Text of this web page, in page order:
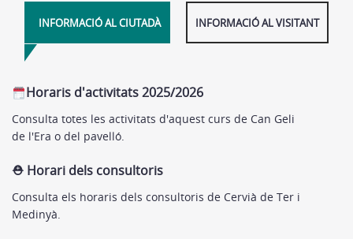
INFORMACIÓ AL CIUTADÀ INFORMACIÓ AL VISITANT
Horaris d'activitats 2025/2026
Consulta totes les activitats d'aquest curs de Can Geli
de l'Era o del pavelló.
⛑︎ Horari dels consultoris
Consulta els horaris dels consultoris de Cervià de Ter i
Medinyà.